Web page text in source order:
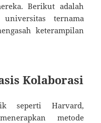
Berikut adalah
ternama
keterampilan
Kolaborasi
seperti Harvard,
metode